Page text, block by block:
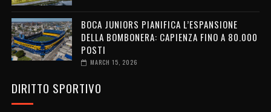
BOCA JUNIORS PIANIFICA L’ESPANSIONE
DELLA BOMBONERA: CAPIENZA FINO A 80.000
POSTI
MARCH 15, 2026
DIRITTO SPORTIVO